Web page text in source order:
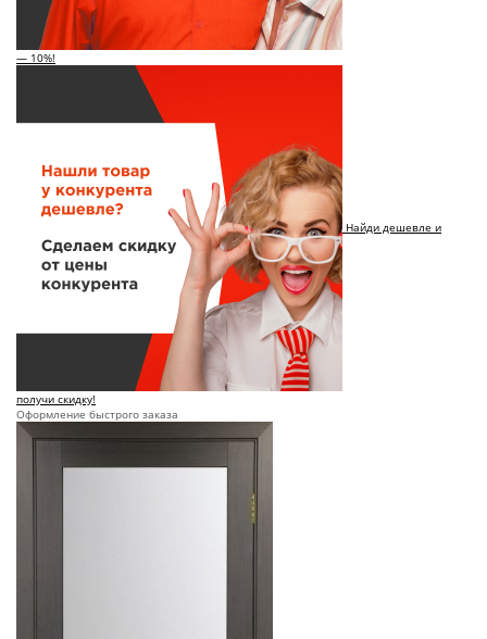
— 10%!
Найди дешевле и
получи скидку!
Оформление быстрого заказа